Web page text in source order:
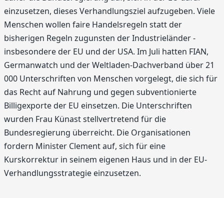
einzusetzen, dieses Verhandlungsziel aufzugeben. Viele
Menschen wollen faire Handelsregeln statt der
bisherigen Regeln zugunsten der Industrieländer -
insbesondere der EU und der USA. Im Juli hatten FIAN,
Germanwatch und der Weltladen-Dachverband über 21
000 Unterschriften von Menschen vorgelegt, die sich für
das Recht auf Nahrung und gegen subventionierte
Billigexporte der EU einsetzen. Die Unterschriften
wurden Frau Künast stellvertretend für die
Bundesregierung überreicht. Die Organisationen
fordern Minister Clement auf, sich für eine
Kurskorrektur in seinem eigenen Haus und in der EU-
Verhandlungsstrategie einzusetzen.